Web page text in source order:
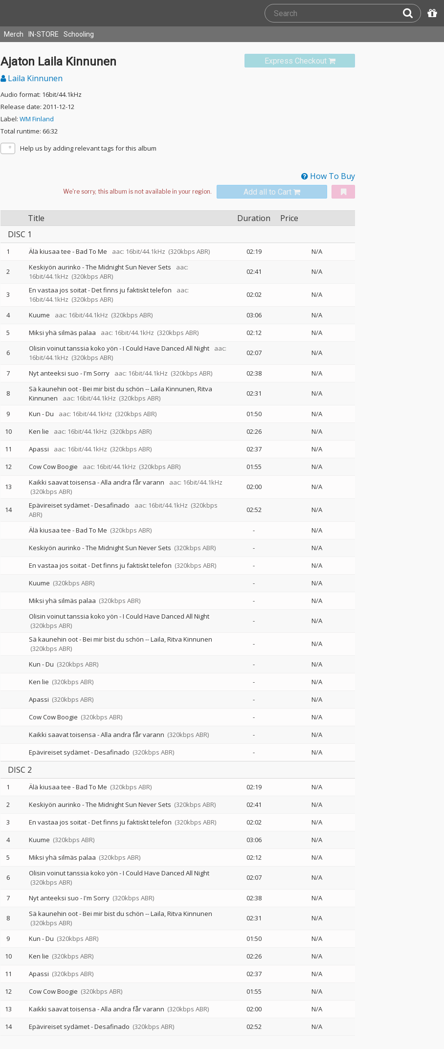
Merch IN-STORE Schooling
Express Checkout
Ajaton Laila Kinnunen
Laila Kinnunen
Audio format: 16bit/44.1kHz
Release date: 2011-12-12
Label: WM Finland
Total runtime: 66:32
Help us by adding relevant tags for this album
How To Buy
Add all to Cart
Title Duration
Price
DISC 1
1 Älä kiusaa tee - Bad To Me aac: 16bit/44.1kHz (320kbps ABR) 02:19 N/A
2 Keskiyön aurinko - The Midnight Sun Never Sets
aac:
16bit/44.1kHz (320kbps ABR)
02:41 N/A
3 En vastaa jos soitat - Det finns ju faktiskt telefon
aac:
16bit/44.1kHz (320kbps ABR)
02:02 N/A
4 Kuume aac: 16bit/44.1kHz (320kbps ABR) 03:06
N/A
5
Miksi yhä silmäs palaa aac: 16bit/44.1kHz (320kbps ABR) 02:12 N/A
6 Olisin voinut tanssia koko yön - I Could Have Danced All Night
aac:
16bit/44.1kHz (320kbps ABR)
02:07 N/A
7 Nyt anteeksi suo - I'm Sorry aac: 16bit/44.1kHz (320kbps ABR) 02:38 N/A
8 Sä kaunehin oot - Bei mir bist du schön --Laila Kinnunen Ritva
Kinnunen
aac: 16bit/44.1kHz (320kbps ABR)
02:31 N/A
9 Kun - Du aac: 16bit/44.1kHz (320kbps ABR) 01:50
N/A
10
Ken lie aac: 16bit/44.1kHz (320kbps ABR) 02:26
N/A
11
Apassi aac: 16bit/44.1kHz (320kbps ABR) 02:37
N/A
12
Cow Cow Boogie aac: 16bit/44.1kHz (320kbps ABR) 01:55 N/A
13 Kaikki saavat toisensa - Alla andra får varann
aac: 16bit/44.1kHz
(320kbps ABR)
02:00 N/A
14 Epävireiset sydämet - Desafinado aac: 16bit/44.1kHz (320kbps
ABR)
02:52 N/A
Älä kiusaa tee - Bad To Me (320kbps ABR) -
N/A
Keskiyön aurinko - The Midnight Sun Never Sets (320kbps ABR) -
N/A
En vastaa jos soitat - Det finns ju faktiskt telefon (320kbps ABR) -
N/A
Kuume (320kbps ABR) -
N/A
Miksi yhä silmäs palaa (320kbps ABR) -
N/A
Olisin voinut tanssia koko yön - I Could Have Danced All Night
(320kbps ABR)
- N/A
Sä kaunehin oot - Bei mir bist du schön --Laila Ritva Kinnunen
(320kbps ABR)
- N/A
Kun - Du (320kbps ABR) -
N/A
Ken lie (320kbps ABR) -
N/A
Apassi (320kbps ABR) -
N/A
Cow Cow Boogie (320kbps ABR) -
N/A
Kaikki saavat toisensa - Alla andra får varann (320kbps ABR) -
N/A
Epävireiset sydämet - Desafinado (320kbps ABR) - N/A
DISC 2
1 Älä kiusaa tee - Bad To Me (320kbps ABR) 02:19
N/A
2
Keskiyön aurinko - The Midnight Sun Never Sets (320kbps ABR) 02:41
N/A
3
En vastaa jos soitat - Det finns ju faktiskt telefon (320kbps ABR) 02:02
N/A
4
Kuume (320kbps ABR) 03:06
N/A
5
Miksi yhä silmäs palaa (320kbps ABR) 02:12 N/A
6
Olisin voinut tanssia koko yön - I Could Have Danced All Night
(320kbps ABR)
02:07 N/A
7 Nyt anteeksi suo - I'm Sorry (320kbps ABR) 02:38 N/A
8 Sä kaunehin oot - Bei mir bist du schön --Laila Ritva Kinnunen
(320kbps ABR)
02:31 N/A
9 Kun - Du (320kbps ABR) 01:50
N/A
10
Ken lie (320kbps ABR) 02:26
N/A
11
Apassi (320kbps ABR) 02:37
N/A
12
Cow Cow Boogie (320kbps ABR) 01:55
N/A
13
Kaikki saavat toisensa - Alla andra får varann (320kbps ABR) 02:00
N/A
14
Epävireiset sydämet - Desafinado (320kbps ABR) 02:52 N/A